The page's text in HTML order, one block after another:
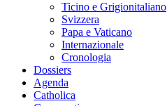
Ticino e Grigionitaliano
Svizzera
Papa e Vaticano
Internazionale
Cronologia
Dossiers
Agenda
Catholica